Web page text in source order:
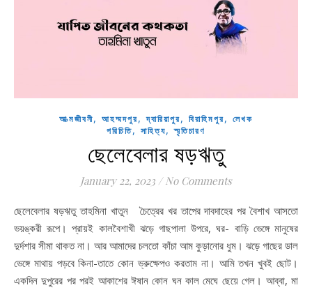
আত্মজীবনী, আহম্মদপুর,দ্বারিয়াপুর, বিরাহিমপুর, লেখক
পরিচিতি, সাহিত্য,স্মৃতিচারণ
ছেলেবেলার ষড়ঋতু
January 22, 2023 / No Comments
ছেলেবেলার ষড়ঋতু তাহমিনা খাতুন চৈত্রের খর তাপের দাবদাহের পর বৈশাখ আসতো
ভয়ঙ্করী রূপে। প্রায়ই কালবৈশাখী ঝড়ে গাছপালা উপরে, ঘর- বাড়ি ভেঙ্গে মানুষের
দুর্দশার সীমা থাকত না। আর আমাদের চলতো কাঁচা আম কুড়ানোর ধুম। ঝড়ে গাছের ডাল
ভেঙ্গে মাথায় পড়বে কিনা-তাতে কোন ভ্রুক্ষেপও করতাম না। আমি তখন খুবই ছোট।
একদিন দুপুরের পর পরই আকাশের ঈষান কোন ঘন কাল মেঘে ছেয়ে গেল। আব্বা, মা